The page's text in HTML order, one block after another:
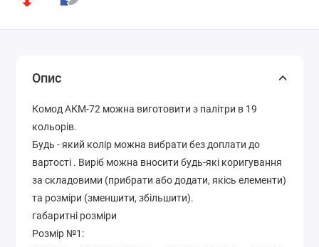
Опис
Комод АКМ-72 можна виготовити з палітри в 19
кольорів.
Будь - який колір можна вибрати без доплати до
вартості . Виріб можна вносити будь-які коригування
за складовими (прибрати або додати, якісь елементи)
та розміри (зменшити, збільшити).
габаритні розміри
Розмір №1: